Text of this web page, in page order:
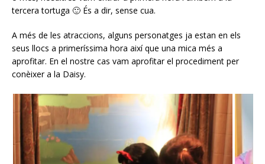
tercera tortuga 🙂 És a dir, sense cua.
A més de les atraccions, alguns personatges ja estan en els
seus llocs a primeríssima hora així que una mica més a
aprofitar. En el nostre cas vam aprofitar el procediment per
conèixer a la Daisy.